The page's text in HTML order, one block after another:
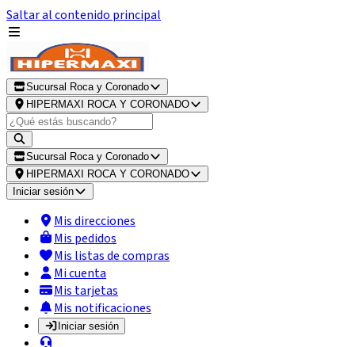
Saltar al contenido principal
Sucursal Roca y Coronado
HIPERMAXI ROCA Y CORONADO
Sucursal Roca y Coronado
HIPERMAXI ROCA Y CORONADO
Iniciar sesión
Mis direcciones
Mis pedidos
Mis listas de compras
Mi cuenta
Mis tarjetas
Mis notificaciones
Iniciar sesión